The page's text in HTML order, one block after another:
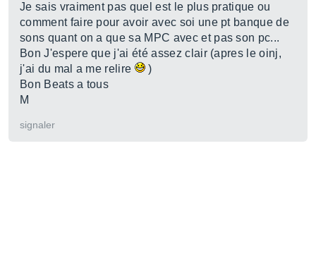
Je sais vraiment pas quel est le plus pratique ou
comment faire pour avoir avec soi une pt banque de
sons quant on a que sa MPC avec et pas son pc...
Bon J'espere que j'ai été assez clair (apres le oinj,
j'ai du mal a me relire
)
Bon Beats a tous
M
signaler